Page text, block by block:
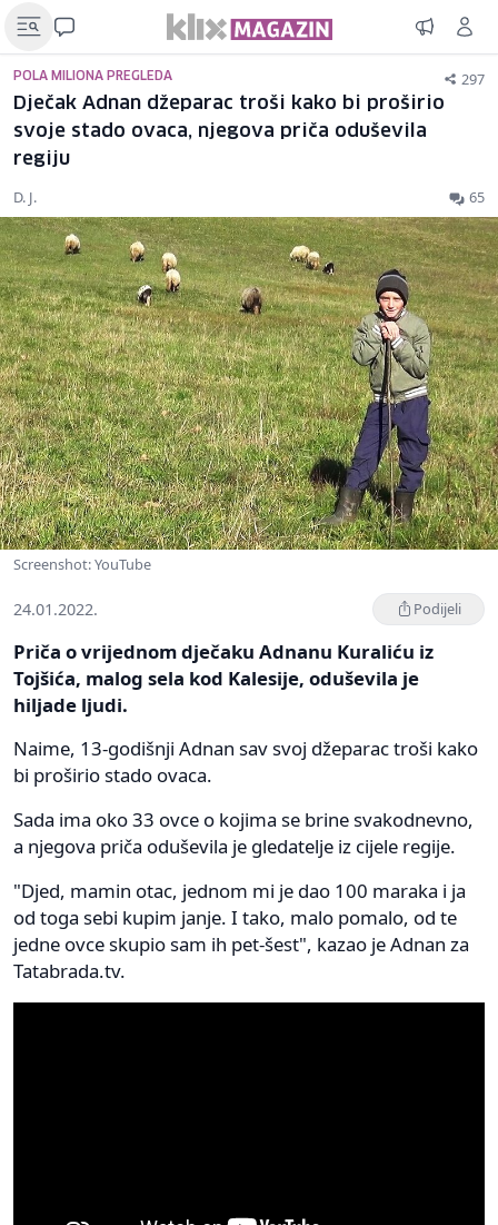
POLA MILIONA PREGLEDA 297
Dječak Adnan džeparac troši kako bi proširio
svoje stado ovaca, njegova priča oduševila
regiju
D. J. 65
Screenshot: YouTube
24.01.2022. Podijeli
Priča o vrijednom dječaku Adnanu Kuraliću iz
Tojšića, malog sela kod Kalesije, oduševila je
hiljade ljudi.
Naime, 13-godišnji Adnan sav svoj džeparac troši kako
bi proširio stado ovaca.
Sada ima oko 33 ovce o kojima se brine svakodnevno,
a njegova priča oduševila je gledatelje iz cijele regije.
"Djed, mamin otac, jednom mi je dao 100 maraka i ja
od toga sebi kupim janje. I tako, malo pomalo, od te
jedne ovce skupio sam ih pet-šest", kazao je Adnan za
Tatabrada.tv.